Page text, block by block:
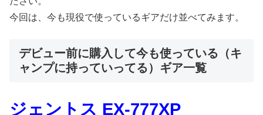
今回は、今も現役で使っているギアだけ並べてみます。
デビュー前に購入して今も使っている（キ
ャンプに持っていってる）ギア一覧
ジェントス EX-777XP